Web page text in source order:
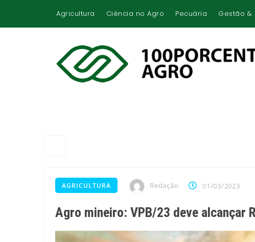
Agricultura Ciência no Agro Pecuária Gestão &
AGRICULTURA Redação 01/03/2023
Agro mineiro: VPB/23 deve alcançar